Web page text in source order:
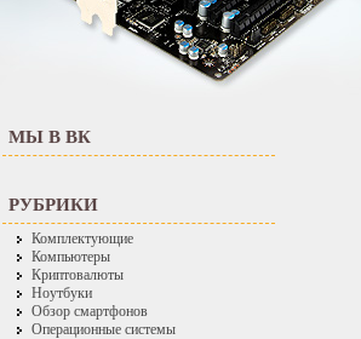
МЫ В ВК
РУБРИКИ
Комплектующие
Компьютеры
Криптовалюты
Ноутбуки
Обзор смартфонов
Операционные системы